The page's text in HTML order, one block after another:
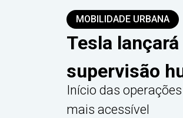
MOBILIDADE URBANA
Tesla
supervisão
Início das
mais acessível